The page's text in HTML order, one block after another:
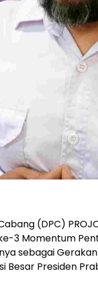
(DPC)
3 Momentum
sebagai
Besar Presiden